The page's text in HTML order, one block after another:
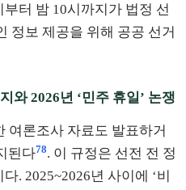
터 밤 10시까지가 법정 선
정보 제공을 위해 공공 선거
와 2026년 ‘민주 휴일’ 논쟁
여론조사 자료도 발표하거
된다78. 이 규정은 선전 전 정
. 2025~2026년 사이에 ‘비